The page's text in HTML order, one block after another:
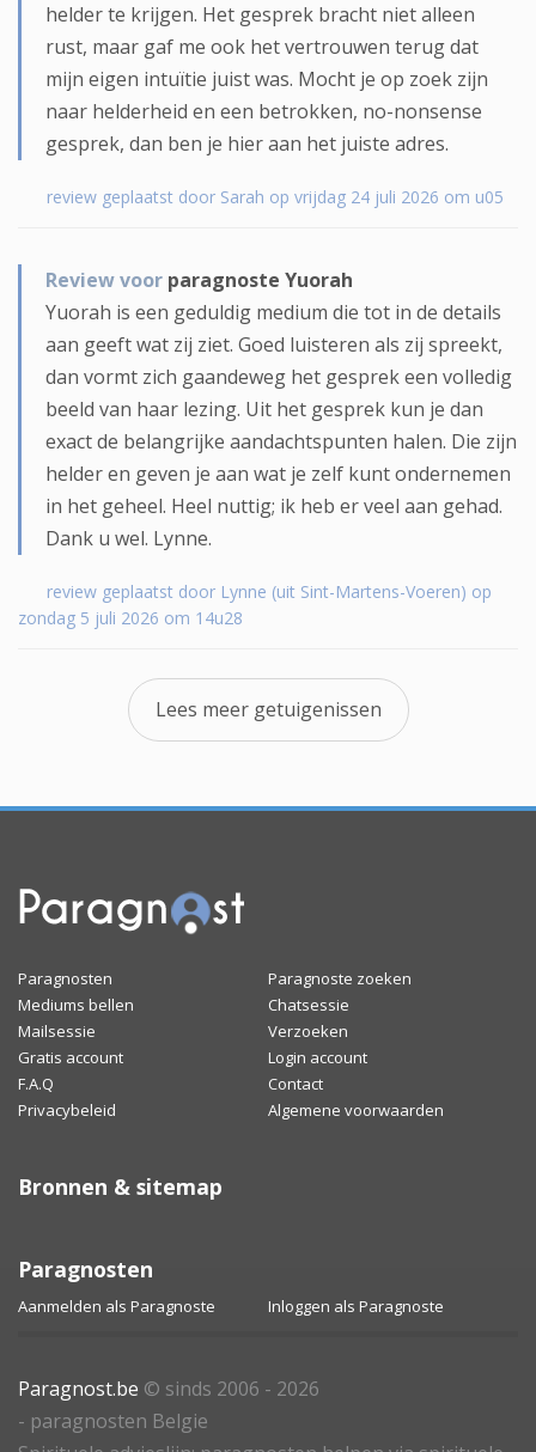
helder te krijgen. Het gesprek bracht niet alleen
rust, maar gaf me ook het vertrouwen terug dat
mijn eigen intuïtie juist was. Mocht je op zoek zijn
naar helderheid en een betrokken, no-nonsense
gesprek, dan ben je hier aan het juiste adres.
review geplaatst door Sarah op vrijdag 24 juli 2026 om u05
Review voor paragnoste Yuorah
Yuorah is een geduldig medium die tot in de details
aan geeft wat zij ziet. Goed luisteren als zij spreekt,
dan vormt zich gaandeweg het gesprek een volledig
beeld van haar lezing. Uit het gesprek kun je dan
exact de belangrijke aandachtspunten halen. Die zijn
helder en geven je aan wat je zelf kunt ondernemen
in het geheel. Heel nuttig; ik heb er veel aan gehad.
Dank u wel. Lynne.
review geplaatst door Lynne (uit Sint-Martens-Voeren) op
zondag 5 juli 2026 om 14u28
Lees meer getuigenissen
Paragnosten
Paragnoste zoeken
Mediums bellen
Chatsessie
Mailsessie
Verzoeken
Gratis account
Login account
F.A.Q
Contact
Privacybeleid
Algemene voorwaarden
Bronnen & sitemap
Paragnosten
Aanmelden als Paragnoste Inloggen als Paragnoste
Paragnost.be © sinds 2006 - 2026
- paragnosten Belgie